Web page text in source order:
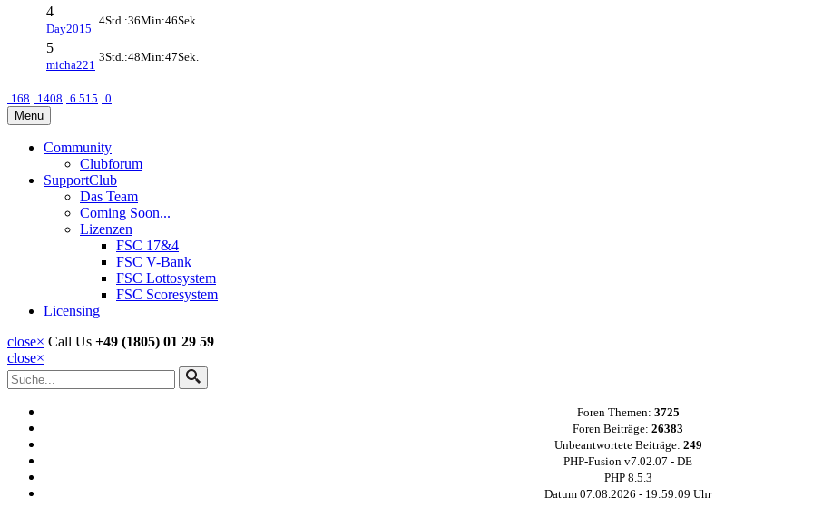
4
Day2015
4Std.:36Min:46Sek.
5
micha221
3Std.:48Min:47Sek.
168 1408 6.515 0
Menu
Community
Clubforum
SupportClub
Das Team
Coming Soon...
Lizenzen
FSC 17&4
FSC V-Bank
FSC Lottosystem
FSC Scoresystem
Licensing
close× Call Us +49 (1805) 01 29 59
close×
Foren Themen: 3725
Foren Beiträge: 26383
Unbeantwortete Beiträge: 249
PHP-Fusion v7.02.07 - DE
PHP 8.5.3
Datum 07.08.2026 - 19:59:10 Uhr